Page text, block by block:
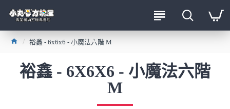
裕鑫 - 6x6x6 - 小魔法六階 M
裕鑫 - 6X6X6 - 小魔法六階
M